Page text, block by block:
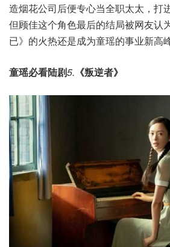
造烟花公司后便专心当全职太太，打
但顾佳这个角色最后的结局被网友认
已》的火热还是成为童瑶的事业新高峰
童瑶必看陆剧5. 《叛逆者》